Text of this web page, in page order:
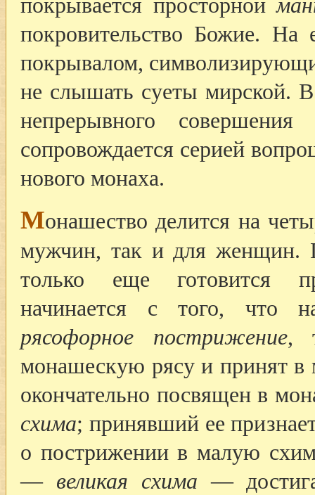
покрывается просторной
покровительство Божие. На
покрывалом,
не слышать суеты мирской.
непрерывного
сопровождается серией
нового монаха.
Монашество делится на
мужчин, так и для
только еще готовится
начинается с того, что
рясофорное пострижение,
монашескую рясу и принят в
окончательно посвящен в
схима; принявший ее
о пострижении в малую
— великая схима —